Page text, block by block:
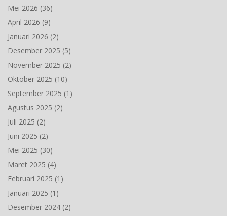
Mei 2026 (36)
April 2026 (9)
Januari 2026 (2)
Desember 2025 (5)
November 2025 (2)
Oktober 2025 (10)
September 2025 (1)
Agustus 2025 (2)
Juli 2025 (2)
Juni 2025 (2)
Mei 2025 (30)
Maret 2025 (4)
Februari 2025 (1)
Januari 2025 (1)
Desember 2024 (2)